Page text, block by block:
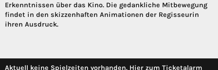
Erkenntnissen über das Kino. Die gedankliche Mitbewegung
findet in den skizzenhaften Animationen der Regisseurin
ihren Ausdruck.
Aktuell keine Spielzeiten vorhanden. Hier zum Ticketalarm